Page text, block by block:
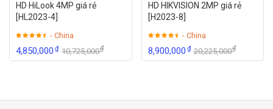
HD HiLook 4MP giá rẻ
[HL2023-4]
- China
4,850,000₫ 10,725,000₫
HD HIKVISION 2MP giá rẻ
[H2023-8]
- China
8,900,000₫ 20,225,000₫